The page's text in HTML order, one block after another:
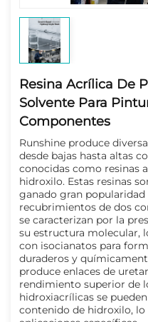
Resina Acrílica De
Solvente Para
Componentes
Runshine produce
desde bajas hasta altas
conocidas como resinas
hidroxilo. Estas resinas
ganado gran
recubrimientos de dos
se caracterizan por la
su estructura molecular,
con isocianatos para
duraderos y
produce enlaces de
rendimiento superior de
hidroxiacrílicas se
contenido de hidroxilo,